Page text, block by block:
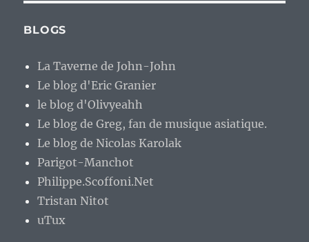
BLOGS
La Taverne de John-John
Le blog d'Eric Granier
le blog d'Olivyeahh
Le blog de Greg, fan de musique asiatique.
Le blog de Nicolas Karolak
Parigot-Manchot
Philippe.Scoffoni.Net
Tristan Nitot
uTux